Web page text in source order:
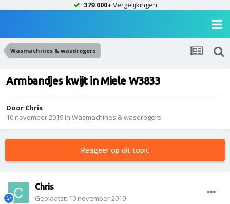
379.000+ Vergelijkingen
Wasmachines & wasdrogers
Armbandjes kwijt in Miele W3833
Door Chris
10 november 2019 in Wasmachines & wasdrogers
Reageer op dit topic
Chris
Geplaatst: 10 november 2019